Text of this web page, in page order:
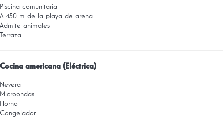
Piscina comunitaria
A 450 m de la playa de arena
Admite animales
Terraza
Cocina americana (Eléctrica)
Nevera
Microondas
Horno
Congelador